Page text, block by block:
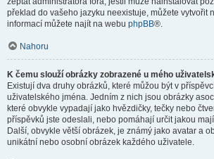
překlad do vašeho jazyku neexistuje, můžete vytvořit
informací můžete najít na webu phpBB®.
Nahoru
K čemu slouží obrázky zobrazené u mého
Existují dva druhy obrázků, které můžou být v
uživatelského jména. Jedním z nich jsou obrázky
které obvykle vypadají jako hvězdičky, tečky nebo
příspěvků jste odeslali, nebo pomáhají určit jakou
Další, obvykle větší obrázek, je známý jako avatar a
unikátní nebo osobní obrázek každého uživatele.